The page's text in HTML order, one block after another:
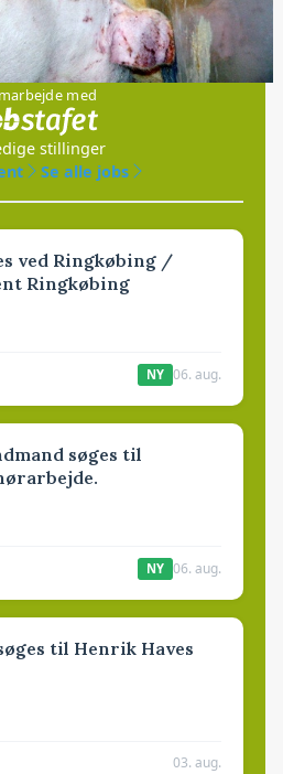
Jobs
med
stillinger
Se alle jobs
ved Ringkøbing /
Ringkøbing
NY 06. aug.
søges til
NY 06. aug.
til Henrik Haves
03. aug.